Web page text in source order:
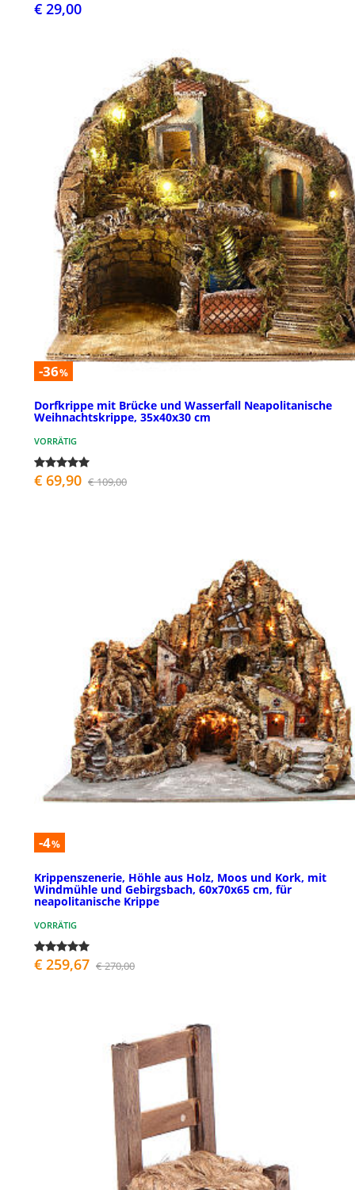
€ 29,00
-36%
Dorfkrippe mit Brücke und Wasserfall Neapolitanische
Weihnachtskrippe, 35x40x30 cm
VORRÄTIG
€ 69,90 € 109,00
-4%
Krippenszenerie, Höhle aus Holz, Moos und Kork, mit
Windmühle und Gebirgsbach, 60x70x65 cm, für
neapolitanische Krippe
VORRÄTIG
€ 259,67 € 270,00